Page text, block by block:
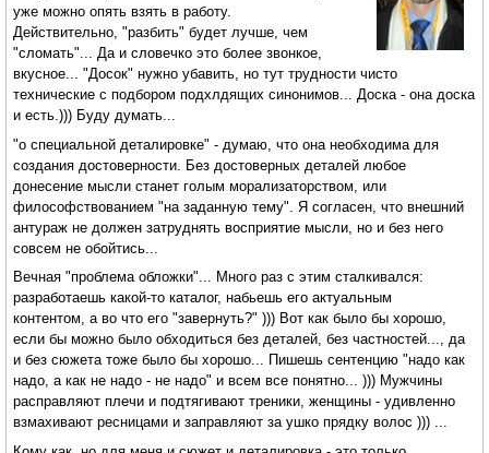
уже можно опять взять в работу.
Действительно, "разбить" будет лучше, чем
"сломать"... Да и словечко это более звонкое,
вкусное... "Досок" нужно убавить, но тут трудности чисто
технические с подбором подхлдящих синонимов... Доска - она доска
и есть.))) Буду думать...
"о специальной деталировке" - думаю, что она необходима для
создания достоверности. Без достоверных деталей любое
донесение мысли станет голым морализаторством, или
философствованием "на заданную тему". Я согласен, что внешний
антураж не должен затруднять восприятие мысли, но и без него
совсем не обойтись...
Вечная "проблема обложки"... Много раз с этим сталкивался:
разработаешь какой-то каталог, набьешь его актуальным
контентом, а во что его "завернуть?" ))) Вот как было бы хорошо,
если бы можно было обходиться без деталей, без частностей..., да
и без сюжета тоже было бы хорошо... Пишешь сентенцию "надо как
надо, а как не надо - не надо" и всем все понятно... ))) Мужчины
расправляют плечи и подтягивают треники, женщины - удивленно
взмахивают ресницами и заправляют за ушко прядку волос ))) ...